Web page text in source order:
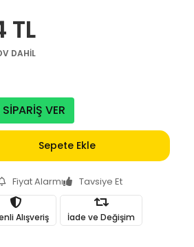
TL
DAHİL
VER
Sepete Ekle
Fiyat Alarmı Tavsiye Et
Alışveriş İade ve Değişim